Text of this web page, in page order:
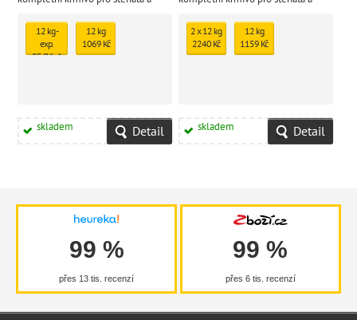
obsahem 70% čerstvého kuřecího
masa z volného chovu.
12 kg -
exp.
05/26 - 1
12 kg
1069 Kč
skladem Detail
obsahem 70% celých čerstvých ryb
z Atlantiku.
2 x 12 kg
2240 Kč
12 kg
1159 Kč
skladem Detail
99 %
přes 13 tis. recenzí
99 %
přes 6 tis. recenzí